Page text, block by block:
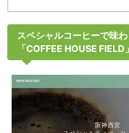
スペシャルコーヒーで味
「COFFEE HOUSE FIELD」